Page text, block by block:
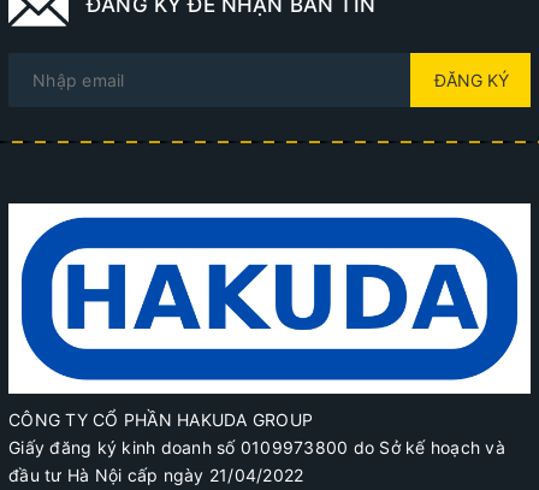
ĐĂNG KÝ
CÔNG TY CỔ PHẦN HAKUDA GROUP
Giấy đăng ký kinh doanh số 0109973800 do Sở kế hoạch và
đầu tư Hà Nội cấp ngày 21/04/2022